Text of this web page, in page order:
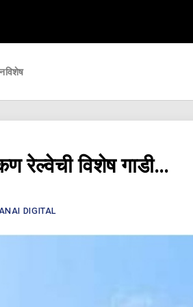
रेल्वेची विशेष गाडी…
DIGITAL